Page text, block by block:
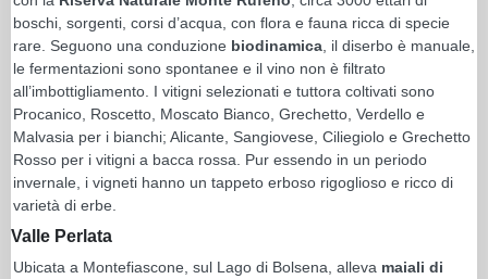
boschi, sorgenti, corsi d’acqua, con flora e fauna ricca di specie
rare. Seguono una conduzione biodinamica , il diserbo è manuale,
le fermentazioni sono spontanee e il vino non è filtrato
all’imbottigliamento. I vitigni selezionati e tuttora coltivati sono
Procanico, Roscetto, Moscato Bianco, Grechetto, Verdello e
Malvasia per i bianchi; Alicante, Sangiovese, Ciliegiolo e Grechetto
Rosso per i vitigni a bacca rossa. Pur essendo in un periodo
invernale, i vigneti hanno un tappeto erboso rigoglioso e ricco di
varietà di erbe.
Valle Perlata
Ubicata a Montefiascone, sul Lago di Bolsena, alleva maiali di